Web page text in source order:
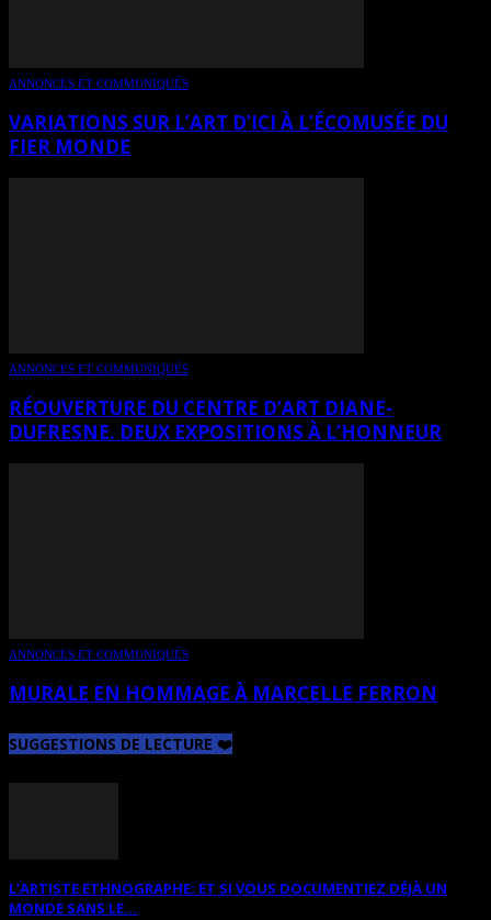
ANNONCES ET COMMUNIQUÉS
VARIATIONS SUR L’ART D’ICI À L’ÉCOMUSÉE DU
FIER MONDE
ANNONCES ET COMMUNIQUÉS
RÉOUVERTURE DU CENTRE D’ART DIANE-
DUFRESNE. DEUX EXPOSITIONS À L’HONNEUR
ANNONCES ET COMMUNIQUÉS
MURALE EN HOMMAGE À MARCELLE FERRON
SUGGESTIONS DE LECTURE ❤️
L’ARTISTE ETHNOGRAPHE: ET SI VOUS DOCUMENTIEZ DÉJÀ UN
MONDE SANS LE...